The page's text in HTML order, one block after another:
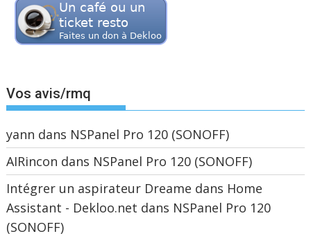
Vos avis/rmq
yann dans NSPanel Pro 120 (SONOFF)
AIRincon dans NSPanel Pro 120 (SONOFF)
Intégrer un aspirateur Dreame dans Home
Assistant - Dekloo.net dans NSPanel Pro 120
(SONOFF)